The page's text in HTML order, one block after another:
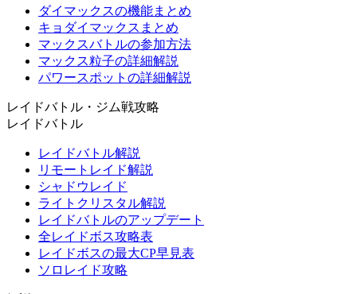
ダイマックスの機能まとめ
キョダイマックスまとめ
マックスバトルの参加方法
マックス粒子の詳細解説
パワースポットの詳細解説
レイドバトル・ジム戦攻略
レイドバトル
レイドバトル解説
リモートレイド解説
シャドウレイド
ライトクリスタル解説
レイドバトルのアップデート
全レイドボス攻略表
レイドボスの最大CP早見表
ソロレイド攻略